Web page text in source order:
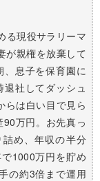
る現役サラリーマ
が親権を放棄して
息子を保育園に
社してダッシュ
らは白い目で見ら
万円。お先真っ
め、年収の半分
1000万円を貯め
の約3倍まで運用